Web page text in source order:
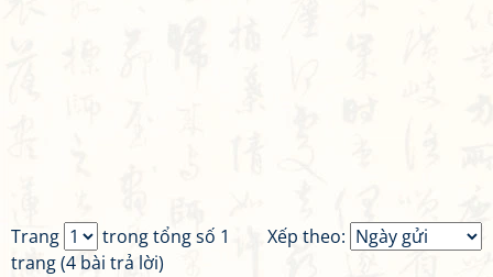
Xếp theo:
Trang
trong tổng số 1
trang (4 bài trả lời)